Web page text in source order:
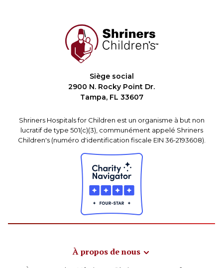
Siège social
2900 N. Rocky Point Dr.
Tampa, FL 33607
Shriners Hospitals for Children est un organisme à but non
lucratif de type 501(c)(3), communément appelé Shriners
Children's (numéro d'identification fiscale EIN 36-2193608).
À propos de nous